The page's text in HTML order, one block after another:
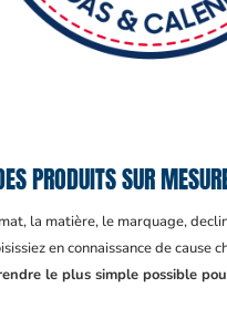
PRODUITS SUR
la matière, le marquage,
en connaissance de
le plus simple possible